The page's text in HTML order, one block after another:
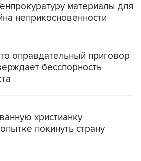
материалы для
неприкосновенности
оправдательный приговор
бесспорность
христианку
покинуть страну